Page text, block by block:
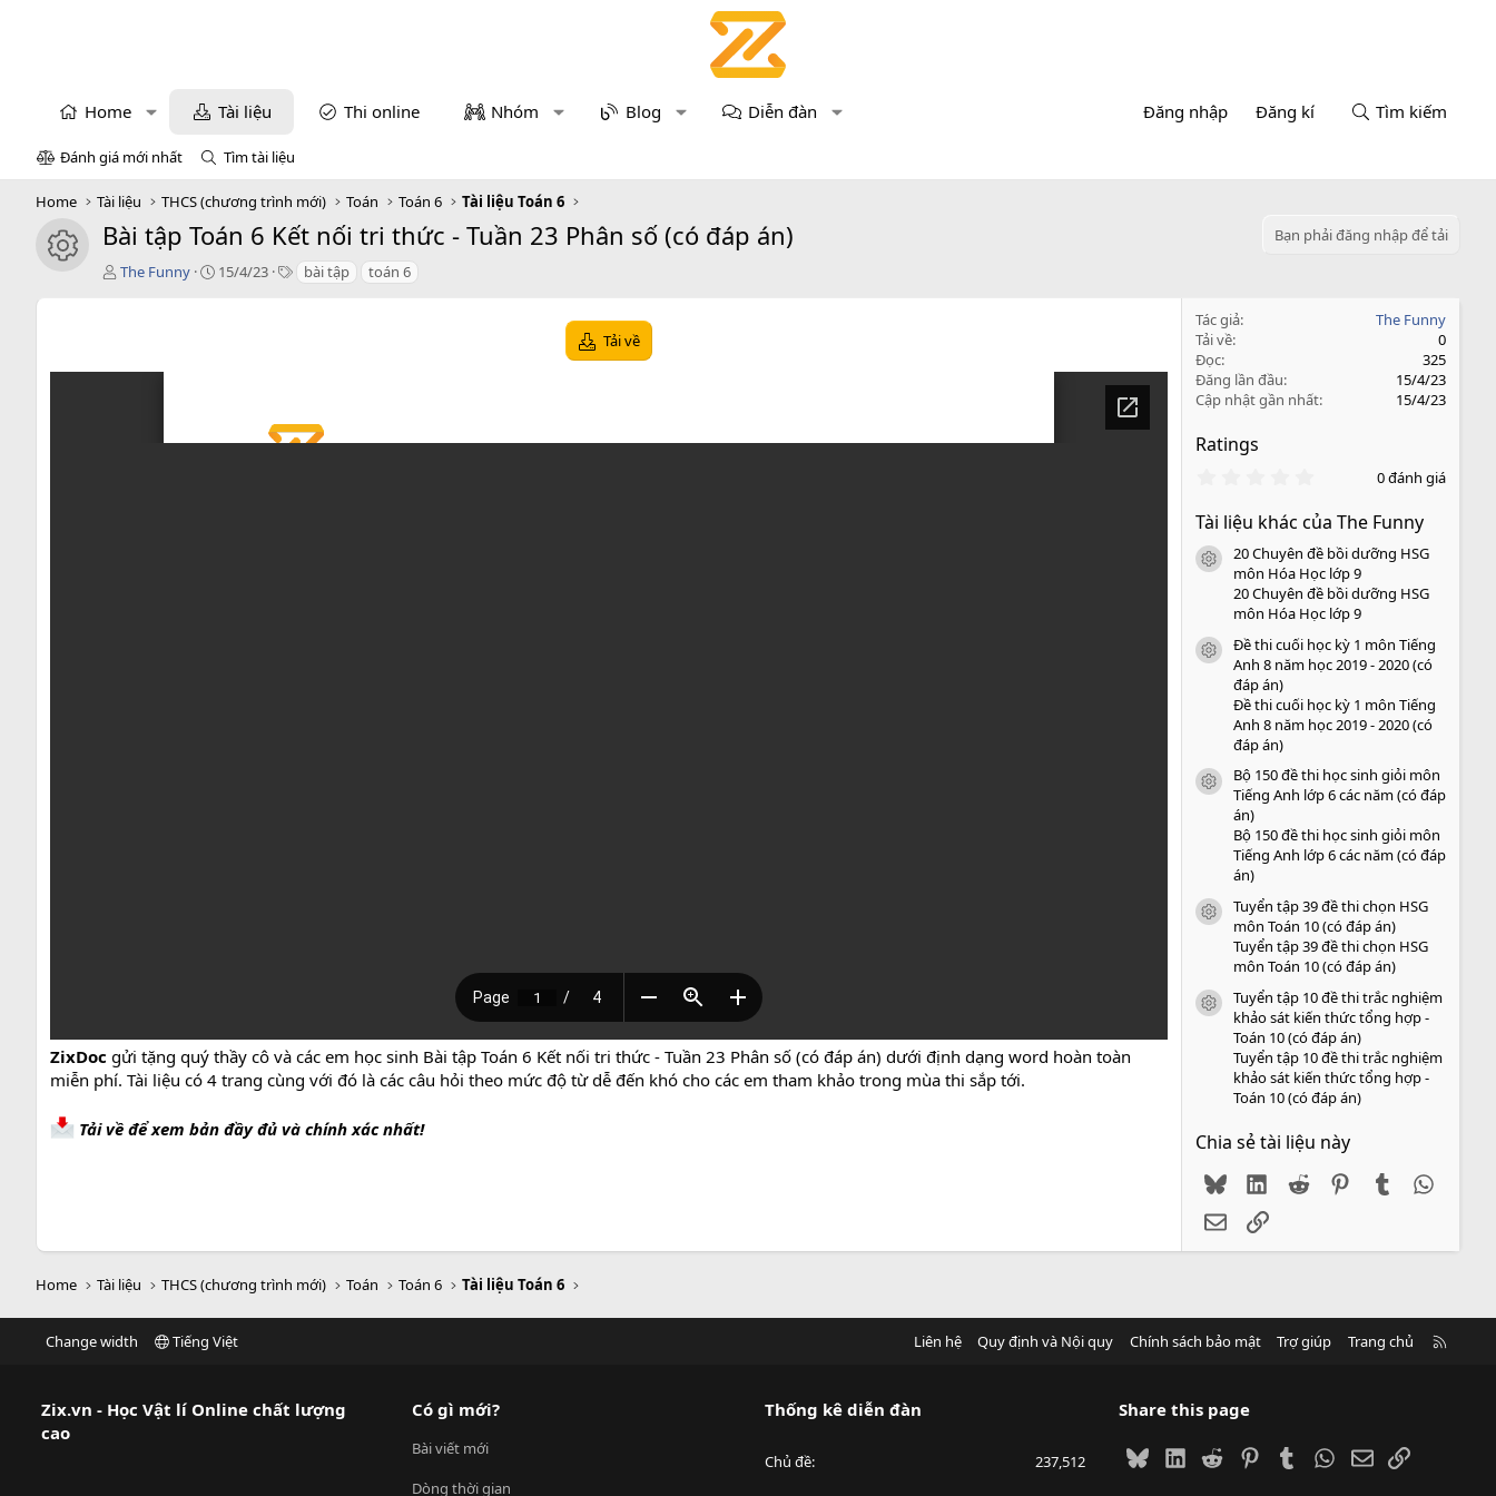
Home Tài liệu Thi online Nhóm Blog Diễn đàn Đăng nhập Đăng kí Tìm kiếm
Đánh giá mới nhất Tìm tài liệu
Home Tài liệu THCS (chương trình mới) Toán Toán 6 Tài liệu Toán 6
icon tài liệu
Bài tập Toán 6 Kết nối tri thức - Tuần 23 Phân số (có đáp án)
Bạn phải đăng nhập để tải
T
ả
The Funny
C15/4/23
T bài tập toán 6
Tải về
ZixDoc gửi tặng quý thầy cô và các em học sinh Bài tập Toán 6 Kết nối tri thức - Tuần 23 Phân số (có đáp án) dưới định dạng word hoàn toàn
miễn phí. Tài liệu có 4 trang cùng với đó là các câu hỏi theo mức độ từ dễ đến khó cho các em tham khảo trong mùa thi sắp tới.
Tải về để xem bản đầy đủ và chính xác nhất!
Tác giả
The Funny
Tải về
0
Đọc
325
Đăng lần đầu
15/4/23
Cập nhật gần nhất
15/4/23
Ratings
0
0
s
a
o
0 đánh giá
Tài liệu khác của The Funny
icon tài liệu
20 Chuyên đề bồi dưỡng HSG
môn Hóa Học lớp 9
20 Chuyên đề bồi dưỡng HSG
môn Hóa Học lớp 9
icon tài liệu
Đề thi cuối học kỳ 1 môn Tiếng
Anh 8 năm học 2019 - 2020 (có
đáp án)
Đề thi cuối học kỳ 1 môn Tiếng
Anh 8 năm học 2019 - 2020 (có
đáp án)
icon tài liệu
Bộ 150 đề thi học sinh giỏi môn
Tiếng Anh lớp 6 các năm (có đáp
án)
Bộ 150 đề thi học sinh giỏi môn
Tiếng Anh lớp 6 các năm (có đáp
án)
icon tài liệu
Tuyển tập 39 đề thi chọn HSG
môn Toán 10 (có đáp án)
Tuyển tập 39 đề thi chọn HSG
môn Toán 10 (có đáp án)
icon tài liệu
Tuyển tập 10 đề thi trắc nghiệm
khảo sát kiến thức tổng hợp -
Toán 10 (có đáp án)
Tuyển tập 10 đề thi trắc nghiệm
khảo sát kiến thức tổng hợp -
Toán 10 (có đáp án)
Chia sẻ tài liệu này
BlueskyLinkedIn
Reddit PinterestTumblr
EmailLink
Home Tài liệu THCS (chương trình mới) Toán Toán 6 Tài liệu Toán 6
Change width Tiếng Việt Liên hệ Quy định và Nội quy Chính sách bảo mật Trợ giúp Trang chủ
Zix.vn - Học Vật lí Online chất lượng
cao
Có gì mới?
Bài viết mới
Dòng thời gian
Thống kê diễn đàn
Chủ đề 237,512
Share this page
BlueskyLinkedIn
Reddit PinterestTumblrWhatsApp
EmailLink